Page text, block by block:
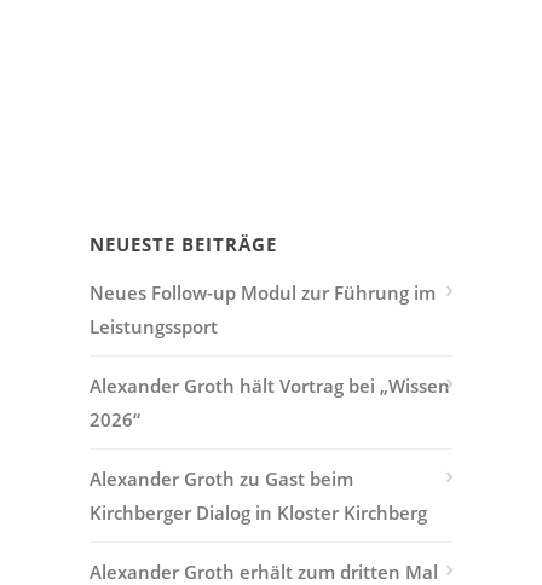
NEUESTE BEITRÄGE
Neues Follow-up Modul zur Führung im
Leistungssport
Alexander Groth hält Vortrag bei „Wissen
2026“
Alexander Groth zu Gast beim
Kirchberger Dialog in Kloster Kirchberg
Alexander Groth erhält zum dritten Mal